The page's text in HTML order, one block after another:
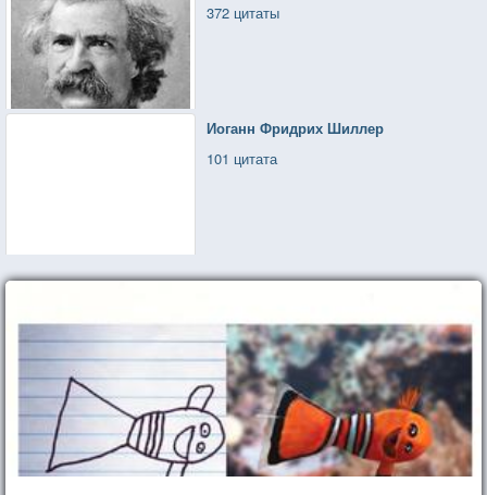
372 цитаты
Иоганн Фридрих Шиллер
101 цитата